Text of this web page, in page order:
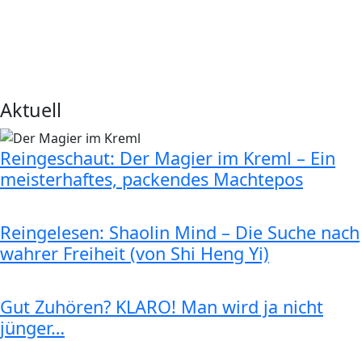
Aktuell
Reingeschaut: Der Magier im Kreml – Ein
meisterhaftes, packendes Machtepos
Reingelesen: Shaolin Mind – Die Suche nach
wahrer Freiheit (von Shi Heng Yi)
Gut Zuhören? KLARO! Man wird ja nicht
jünger…